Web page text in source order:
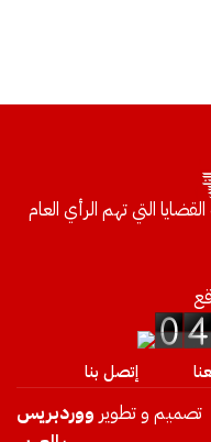
التي تهم الرأي العام
إتصل بنا
تصميم و تطوير ووردبريس